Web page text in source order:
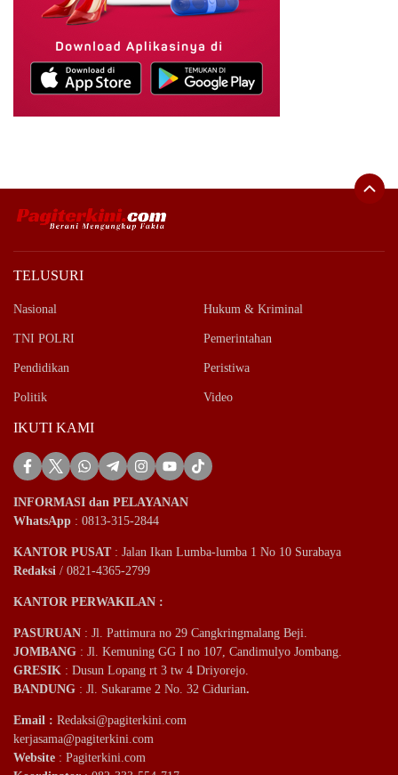
TELUSURI
Nasional Hukum & Kriminal
TNI POLRI Pemerintahan
Pendidikan Peristiwa
Politik Video
IKUTI KAMI
INFORMASI dan PELAYANAN
WhatsApp : 0813-315-2844
KANTOR PUSAT: Jalan Ikan Lumba-lumba 1 No 10 Surabaya
Redaksi / 0821-4365-2799
KANTOR PERWAKILAN :
PASURUAN : Jl. Pattimura no 29 Cangkringmalang Beji.
JOMBANG : Jl. Kemuning GG I no 107, Candimulyo Jombang.
GRESIK : Dusun Lopang rt 3 tw 4 Driyorejo.
BANDUNG : Jl. Sukarame 2 No. 32 Cidurian.
Email : Redaksi@pagiterkini.com
kerjasama@pagiterkini.com
Website : Pagiterkini.com